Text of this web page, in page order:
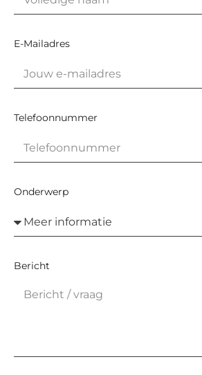
E-Mailadres
Telefoonnummer
Onderwerp
Bericht